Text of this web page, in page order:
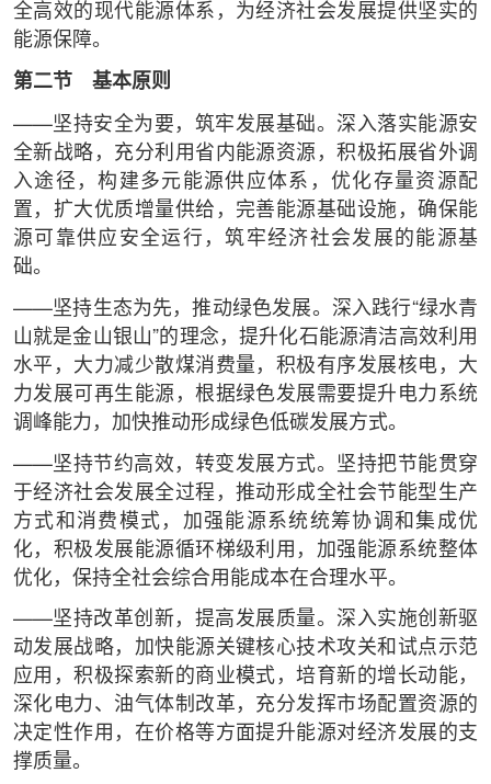
全高效的现代能源体系，为经济社会发展提供坚实的
能源保障。
第二节 基本原则
——坚持安全为要，筑牢发展基础。深入落实能源安
全新战略，充分利用省内能源资源，积极拓展省外调
入途径，构建多元能源供应体系，优化存量资源配
置，扩大优质增量供给，完善能源基础设施，确保能
源可靠供应安全运行，筑牢经济社会发展的能源基
础。
——坚持生态为先，推动绿色发展。深入践行“绿水青
山就是金山银山”的理念，提升化石能源清洁高效利用
水平，大力减少散煤消费量，积极有序发展核电，大
力发展可再生能源，根据绿色发展需要提升电力系统
调峰能力，加快推动形成绿色低碳发展方式。
——坚持节约高效，转变发展方式。坚持把节能贯穿
于经济社会发展全过程，推动形成全社会节能型生产
方式和消费模式，加强能源系统统筹协调和集成优
化，积极发展能源循环梯级利用，加强能源系统整体
优化，保持全社会综合用能成本在合理水平。
——坚持改革创新，提高发展质量。深入实施创新驱
动发展战略，加快能源关键核心技术攻关和试点示范
应用，积极探索新的商业模式，培育新的增长动能，
深化电力、油气体制改革，充分发挥市场配置资源的
决定性作用，在价格等方面提升能源对经济发展的支
撑质量。